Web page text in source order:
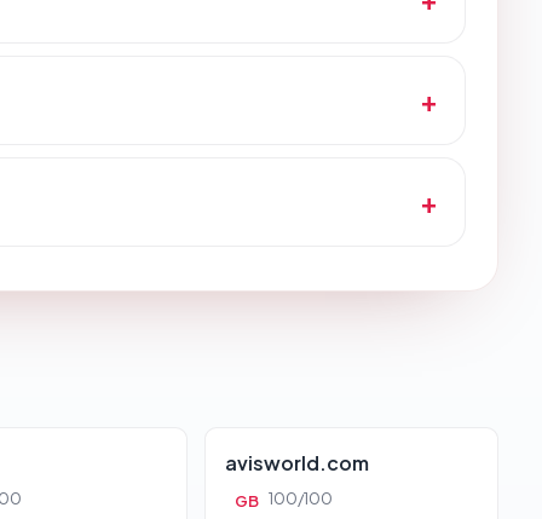
avisworld.com
GB 100/100